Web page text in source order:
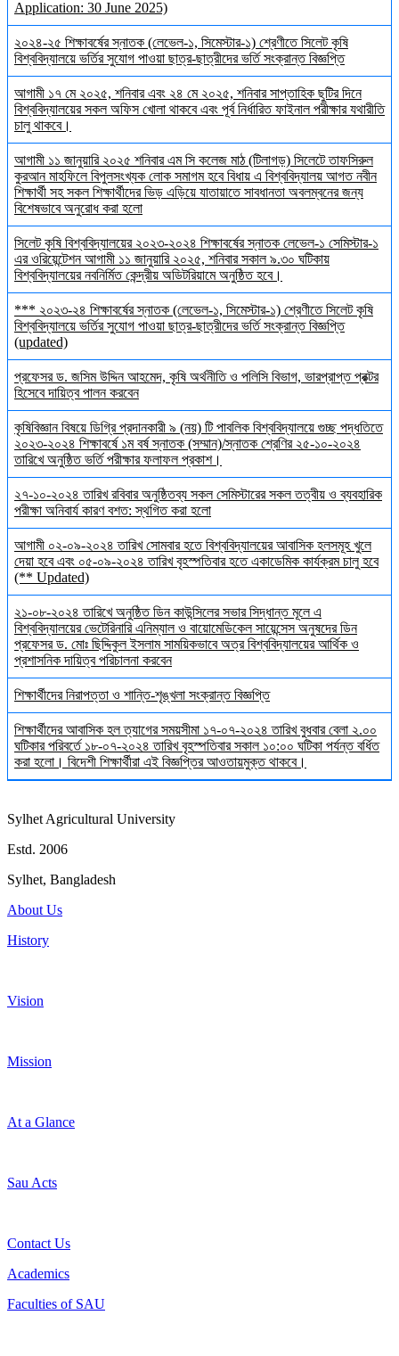
Application: 30 June 2025)
২০২৪-২৫ শিক্ষাবর্ষের স্নাতক (লেভেল-১, সিমেস্টার-১) শ্রেণীতে সিলেট কৃষি
বিশ্ববিদ্যালয়ে ভর্তির সুযোগ পাওয়া ছাত্র-ছাত্রীদের ভর্তি সংক্রান্ত বিজ্ঞপ্তি
আগামী ১৭ মে ২০২৫, শনিবার এবং ২৪ মে ২০২৫, শনিবার সাপ্তাহিক ছুটির দিনে
বিশ্ববিদ্যালয়ের সকল অফিস খোলা থাকবে এবং পূর্ব নির্ধারিত ফাইনাল পরীক্ষার যথারীতি
চালু থাকবে।
আগামী ১১ জানুয়ারি ২০২৫ শনিবার এম সি কলেজ মাঠ (টিলাগড়) সিলেটে তাফসিরুল
কুরআন মাহফিলে বিপুলসংখ্যক লোক সমাগম হবে বিধায় এ বিশ্ববিদ্যালয় আগত নবীন
শিক্ষার্থী সহ সকল শিক্ষার্থীদের ভিড় এড়িয়ে যাতায়াতে সাবধানতা অবলম্বনের জন্য
বিশেষভাবে অনুরোধ করা হলো
সিলেট কৃষি বিশ্ববিদ্যালয়ের ২০২৩-২০২৪ শিক্ষাবর্ষের স্নাতক লেভেল-১ সেমিস্টার-১
এর ওরিয়েন্টেশন আগামী ১১ জানুয়ারি ২০২৫, শনিবার সকাল ৯.৩০ ঘটিকায়
বিশ্ববিদ্যালয়ের নবনির্মিত কেন্দ্রীয় অডিটরিয়ামে অনুষ্ঠিত হবে।
*** ২০২৩-২৪ শিক্ষাবর্ষের স্নাতক (লেভেল-১, সিমেস্টার-১) শ্রেণীতে সিলেট কৃষি
বিশ্ববিদ্যালয়ে ভর্তির সুযোগ পাওয়া ছাত্র-ছাত্রীদের ভর্তি সংক্রান্ত বিজ্ঞপ্তি
(updated)
প্রফেসর ড. জসিম উদ্দিন আহমেদ, কৃষি অর্থনীতি ও পলিসি বিভাগ, ভারপ্রাপ্ত প্রক্টর
হিসেবে দায়িত্ব পালন করবেন
কৃষিবিজ্ঞান বিষয়ে ডিগ্রি প্রদানকারী ৯ (নয়) টি পাবলিক বিশ্ববিদ্যালয়ে গুচ্ছ পদ্ধতিতে
২০২৩-২০২৪ শিক্ষাবর্ষে ১ম বর্ষ স্নাতক (সম্মান)/স্নাতক শ্রেণির ২৫-১০-২০২৪
তারিখে অনুষ্ঠিত ভর্তি পরীক্ষার ফলাফল প্রকাশ।
২৭-১০-২০২৪ তারিখ রবিবার অনুষ্ঠিতব্য সকল সেমিস্টারের সকল তত্বীয় ও ব্যবহারিক
পরীক্ষা অনিবার্য কারণ বশত: স্থগিত করা হলো
আগামী ০২-০৯-২০২৪ তারিখ সোমবার হতে বিশ্ববিদ্যালয়ের আবাসিক হলসমূহ খুলে
দেয়া হবে এবং ০৫-০৯-২০২৪ তারিখ বৃহস্পতিবার হতে একাডেমিক কার্যক্রম চালু হবে
(** Updated)
২১-০৮-২০২৪ তারিখে অনুষ্ঠিত ডিন কাউন্সিলের সভার সিদ্ধান্ত মূলে এ
বিশ্ববিদ্যালয়ের ভেটেরিনারি এনিম্যাল ও বায়োমেডিকেল সায়েন্সেস অনুষদের ডিন
প্রফেসর ড. মোঃ ছিদ্দিকুল ইসলাম সাময়িকভাবে অত্র বিশ্ববিদ্যালয়ের আর্থিক ও
প্রশাসনিক দায়িত্ব পরিচালনা করবেন
শিক্ষার্থীদের নিরাপত্তা ও শান্তি-শৃঙ্খলা সংক্রান্ত বিজ্ঞপ্তি
শিক্ষার্থীদের আবাসিক হল ত্যাগের সময়সীমা ১৭-০৭-২০২৪ তারিখ বুধবার বেলা ২.০০
ঘটিকার পরিবর্তে ১৮-০৭-২০২৪ তারিখ বৃহস্পতিবার সকাল ১০:০০ ঘটিকা পর্যন্ত বর্ধিত
করা হলো। বিদেশী শিক্ষার্থীরা এই বিজ্ঞপ্তির আওতায়মুক্ত থাকবে।
Sylhet Agricultural University
Estd. 2006
Sylhet, Bangladesh
About Us
History
Vision
Mission
At a Glance
Sau Acts
Contact Us
Academics
Faculties of SAU